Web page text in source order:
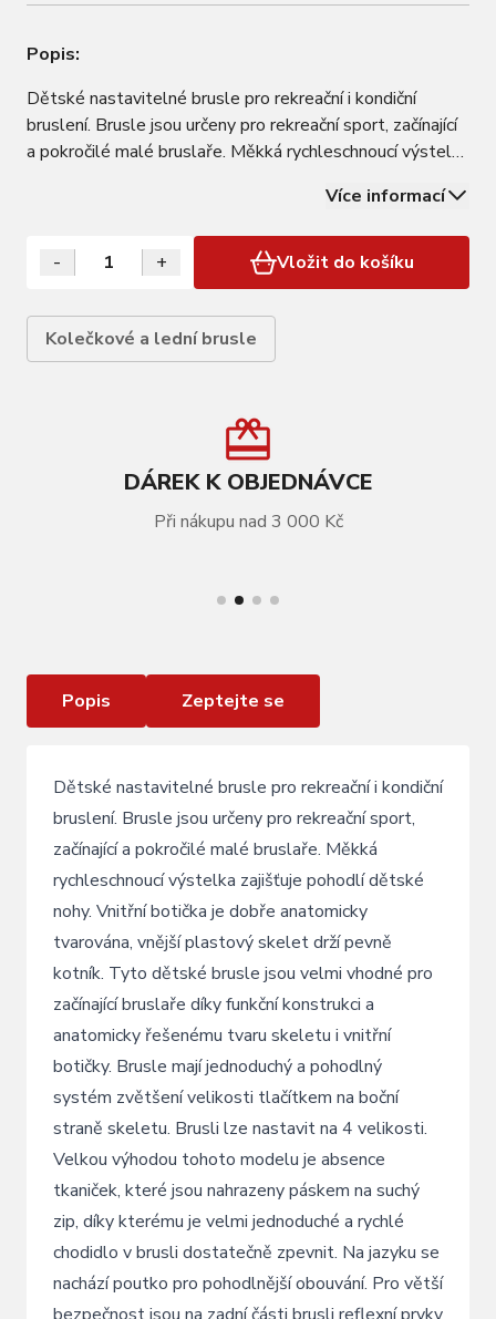
Popis:
Dětské nastavitelné brusle pro rekreační i kondiční
bruslení. Brusle jsou určeny pro rekreační sport, začínající
a pokročilé malé bruslaře. Měkká rychleschnoucí výstelka
anatomicky tvarována, vnější plastový skelet drží pevně
Více informací
- + Vložit do košíku
Kolečkové a lední brusle
DÁREK K OBJEDNÁVCE
Při nákupu nad 3 000 Kč
Tempish GOKID kolečkové roztahovací brusle
Popis Zeptejte se
Dětské nastavitelné brusle pro rekreační i kondiční
bruslení. Brusle jsou určeny pro rekreační sport,
začínající a pokročilé malé bruslaře. Měkká
rychleschnoucí výstelka zajišťuje pohodlí dětské
nohy. Vnitřní botička je dobře anatomicky
tvarována, vnější plastový skelet drží pevně
kotník. Tyto dětské brusle jsou velmi vhodné pro
začínající bruslaře díky funkční konstrukci a
anatomicky řešenému tvaru skeletu i vnitřní
botičky. Brusle mají jednoduchý a pohodlný
systém zvětšení velikosti tlačítkem na boční
straně skeletu. Brusli lze nastavit na 4 velikosti.
Velkou výhodou tohoto modelu je absence
tkaniček, které jsou nahrazeny páskem na suchý
zip, díky kterému je velmi jednoduché a rychlé
chodidlo v brusli dostatečně zpevnit. Na jazyku se
nachází poutko pro pohodlnější obouvání. Pro větší